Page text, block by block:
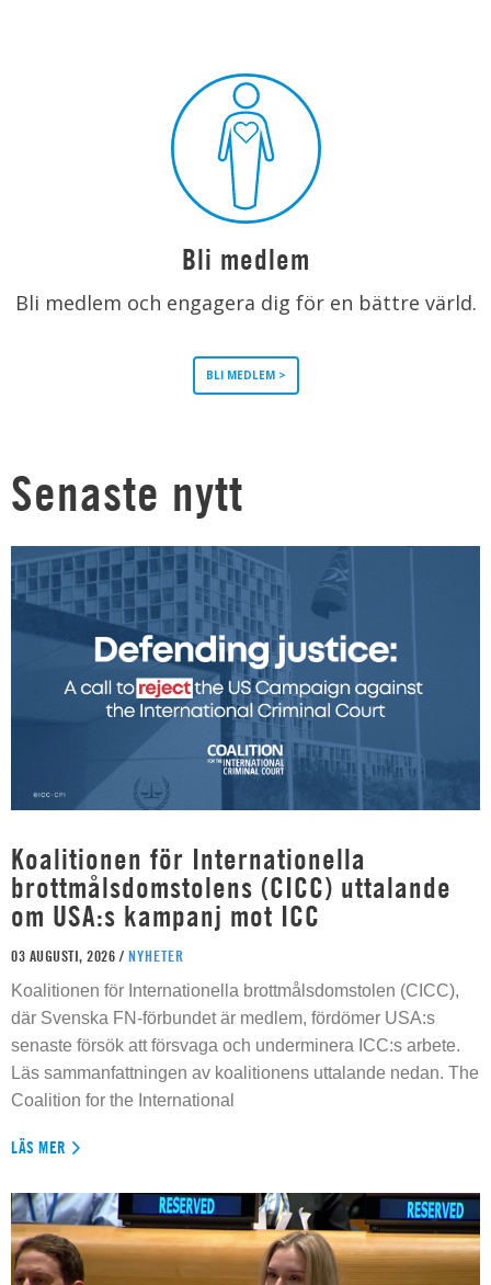
Bli medlem
Bli medlem och engagera dig för en bättre värld.
BLI MEDLEM >
Senaste nytt
Koalitionen för Internationella
brottmålsdomstolens (CICC) uttalande
om USA:s kampanj mot ICC
03 AUGUSTI, 2026 / NYHETER
Koalitionen för Internationella brottmålsdomstolen (CICC),
där Svenska FN-förbundet är medlem, fördömer USA:s
senaste försök att försvaga och underminera ICC:s arbete.
Läs sammanfattningen av koalitionens uttalande nedan. The
Coalition for the International
LÄS MER